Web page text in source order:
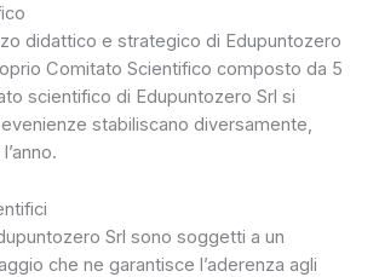
didattico e strategico di Edupuntozero
Comitato Scientifico composto da 5
scientifico di Edupuntozero Srl si
stabiliscano diversamente,
Srl sono soggetti a un
che ne garantisce l’aderenza agli